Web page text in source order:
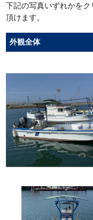
下記の写真いずれかを
頂けます。
外観全体